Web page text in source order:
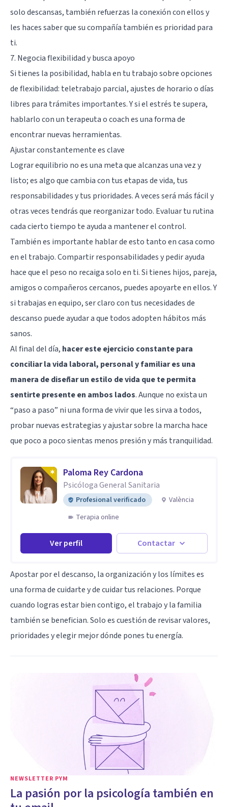
solo descansas, también refuerzas la conexión con ellos y
les haces saber que su compañía también es prioridad para
ti.
7. Negocia flexibilidad y busca apoyo
Si tienes la posibilidad, habla en tu trabajo sobre opciones
de flexibilidad: teletrabajo parcial, ajustes de horario o días
libres para trámites importantes. Y si el estrés te supera,
hablarlo con un terapeuta o coach es una forma de
encontrar nuevas herramientas.
Ajustar constantemente es clave
Lograr equilibrio no es una meta que alcanzas una vez y
listo; es algo que cambia con tus etapas de vida, tus
responsabilidades y tus prioridades. A veces será más fácil y
otras veces tendrás que reorganizar todo. Evaluar tu rutina
cada cierto tiempo te ayuda a mantener el control.
También es importante hablar de esto tanto en casa como
en el trabajo. Compartir responsabilidades y pedir ayuda
hace que el peso no recaiga solo en ti. Si tienes hijos, pareja,
amigos o compañeros cercanos, puedes apoyarte en ellos. Y
si trabajas en equipo, ser claro con tus necesidades de
descanso puede ayudar a que todos adopten hábitos más
sanos.
Al final del día, hacer este ejercicio constante para
conciliar la vida laboral, personal y familiar es una
manera de diseñar un estilo de vida que te permita
sentirte presente en ambos lados. Aunque no exista un
“paso a paso” ni una forma de vivir que les sirva a todos,
probar nuevas estrategias y ajustar sobre la marcha hace
que poco a poco sientas menos presión y más tranquilidad.
Paloma Rey Cardona
Psicóloga General Sanitaria
Profesional verificado
València
Terapia online
Ver perfil Contactar
Apostar por el descanso, la organización y los límites es
una forma de cuidarte y de cuidar tus relaciones. Porque
cuando logras estar bien contigo, el trabajo y la familia
también se benefician. Solo es cuestión de revisar valores,
prioridades y elegir mejor dónde pones tu energía.
NEWSLETTER PYM
La pasión por la psicología también en